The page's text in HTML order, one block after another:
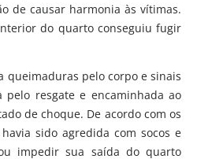
de causar harmonia às vítimas.
do quarto conseguiu fugir
queimaduras pelo corpo e sinais
pelo resgate e encaminhada ao
de choque. De acordo com os
sido agredida com socos e
impedir sua saída do quarto